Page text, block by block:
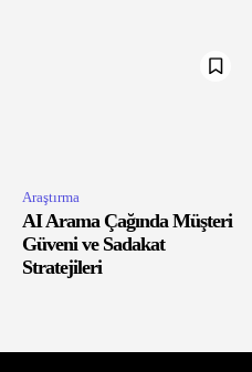
Araştırma
AI Arama Çağında Müşteri
Güveni ve Sadakat
Stratejileri